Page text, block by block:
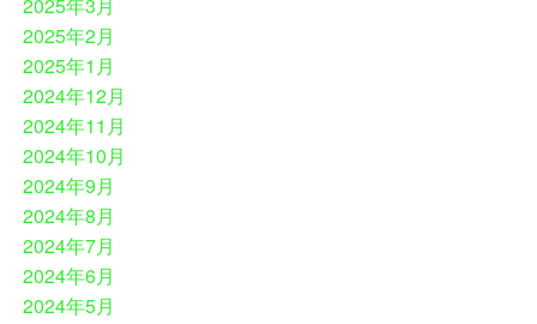
2025年3月
2025年2月
2025年1月
2024年12月
2024年11月
2024年10月
2024年9月
2024年8月
2024年7月
2024年6月
2024年5月